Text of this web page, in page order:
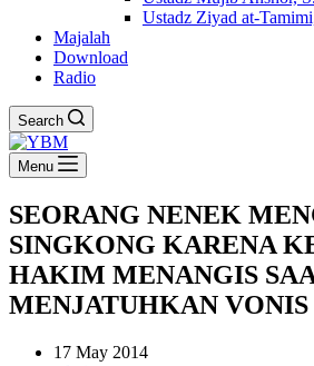
Ustadz Ziyad at-
Majalah
Download
Radio
Search
Menu
SEORANG NENEK
SINGKONG KARENA
HAKIM MENANGIS
MENJATUHKAN VONIS
17 May 2014